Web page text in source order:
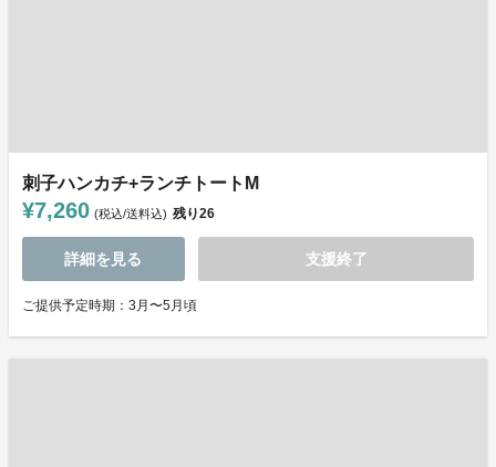
刺子ハンカチ+ランチトートM
¥7,260 (税込/送料込) 残り26
詳細を見る 支援終了
ご提供予定時期：3月〜5月頃